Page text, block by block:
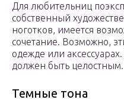
Для любительниц
собственный
ноготков, имеется
сочетание. Возможно,
одежде или
должен быть целостным.
Темные тона